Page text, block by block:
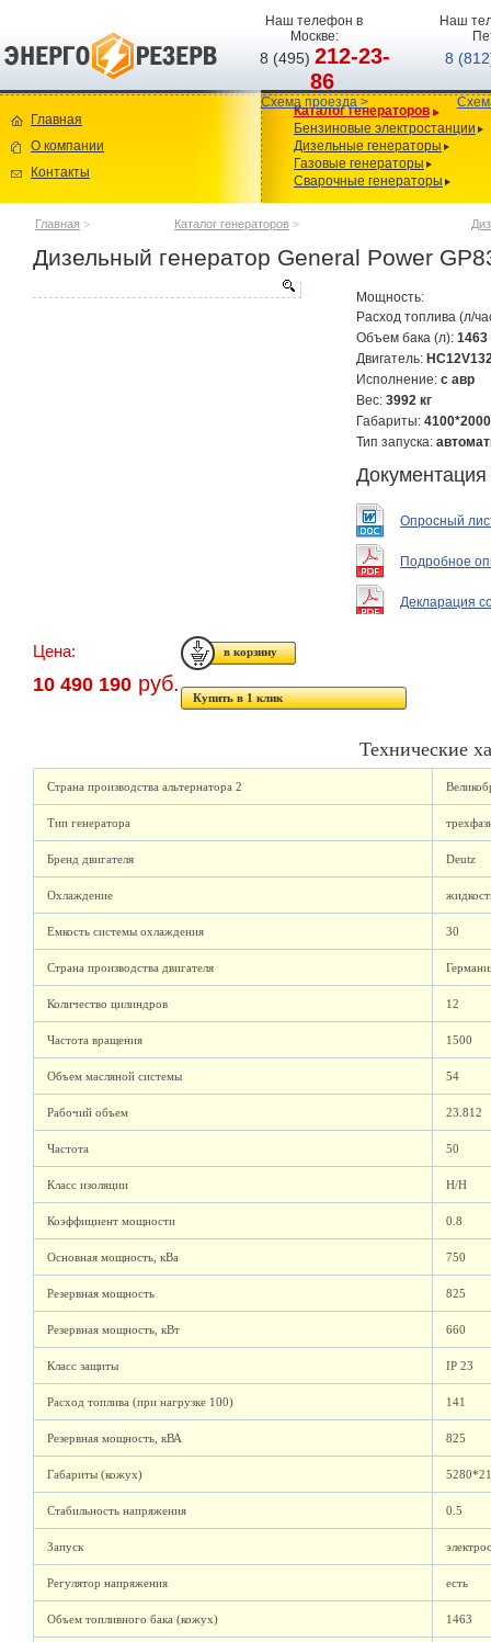
Наш телефон в
Москве:
8 (495)212-23-
86
Схема проезда >
Наш
8
Главная
О компании
Контакты
Каталог генераторов
Бензиновые электростанции
Дизельные генераторы
Газовые генераторы
Сварочные генераторы
Главная > Каталог генераторов >
Дизельный генератор General Power
Мощность:
Расход топлива (л/
Объем бака (л): 1463
Двигатель:
Исполнение: с авр
Вес: 3992 кг
Габариты:
Тип запуска:
Документация
Опросный
Подробное
Декларация
Цена:
10 490 190 руб.
Купить в 1 клик
Технические
Страна производства альтернатора 2
Тип генератора
Бренд двигателя Deutz
Охлаждение
Емкость системы охлаждения 30
Страна производства двигателя
Количество цилиндров 12
Частота вращения 1500
Объем масляной системы 54
Рабочий объем 23.812
Частота 50
Класс изоляции H/H
Коэффициент мощности 0.8
Основная мощность, кВа 750
Резервная мощность 825
Резервная мощность, кВт 660
Класс защиты IP 23
Расход топлива (при нагрузке 100) 141
Резервная мощность, кВА 825
Габариты (кожух)
Стабильность напряжения 0.5
Запуск
Регулятор напряжения есть
Объем топливного бака (кожух) 1463